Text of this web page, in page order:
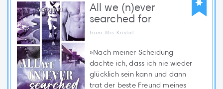
All we (n)ever
searched for
from Mrs Kristal
»Nach meiner Scheidung
dachte ich, dass ich nie wieder
glücklich sein kann und dann
trat der beste Freund meines